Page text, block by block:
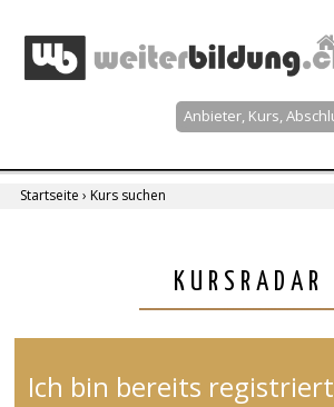
navigation
Suche
Startseite › Kurs suchen
KURSRADAR
Ich bin bereits registriert